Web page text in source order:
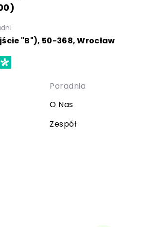
"B"), 50-368, Wrocław
Poradnia
O Nas
Zespół